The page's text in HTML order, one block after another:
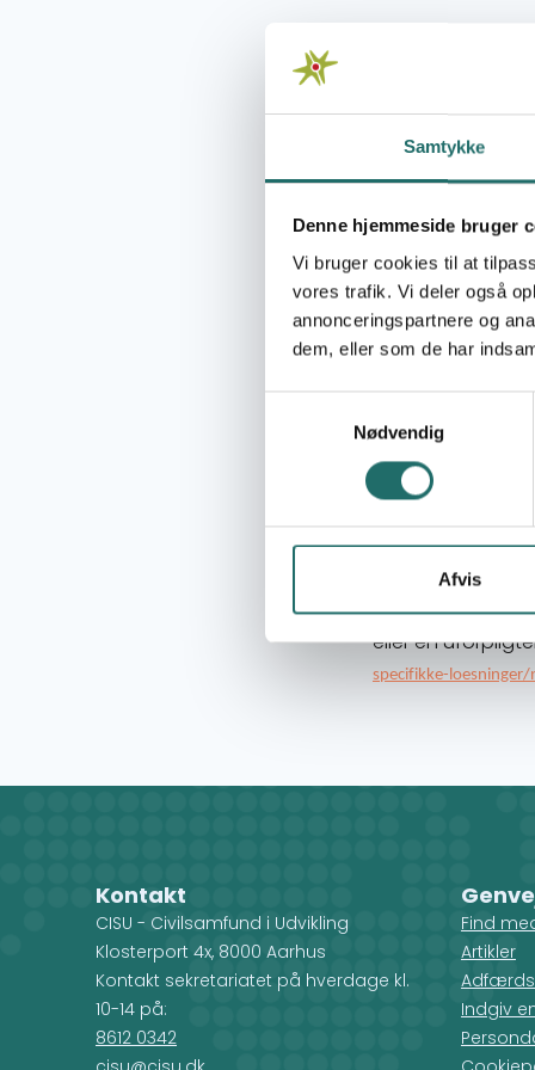
Samtykke
Denne hjemmeside bruger
Vi bruger cookies til at
vores trafik. Vi deler også
annonceringspartnere og
dem, eller som de har
Nødvendig
Afvis
kilometer.
TimeOut har
og understøtter
budgetter,
særligt gode
kommer
Flere timer
Overblik over,
Effektiv
Ring eller skriv til
eller en
specifikke-
Kontakt
CISU - Civilsamfund i Udvikling
Klosterport 4x, 8000 Aarhus
Kontakt sekretariatet på hverdage kl.
10-14 på:
8612 0342
Find
Artikler
Indgiv